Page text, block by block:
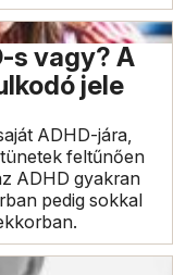
s vagy? A
jele
ADHD-jára,
feltűnően
ADHD gyakran
pedig sokkal